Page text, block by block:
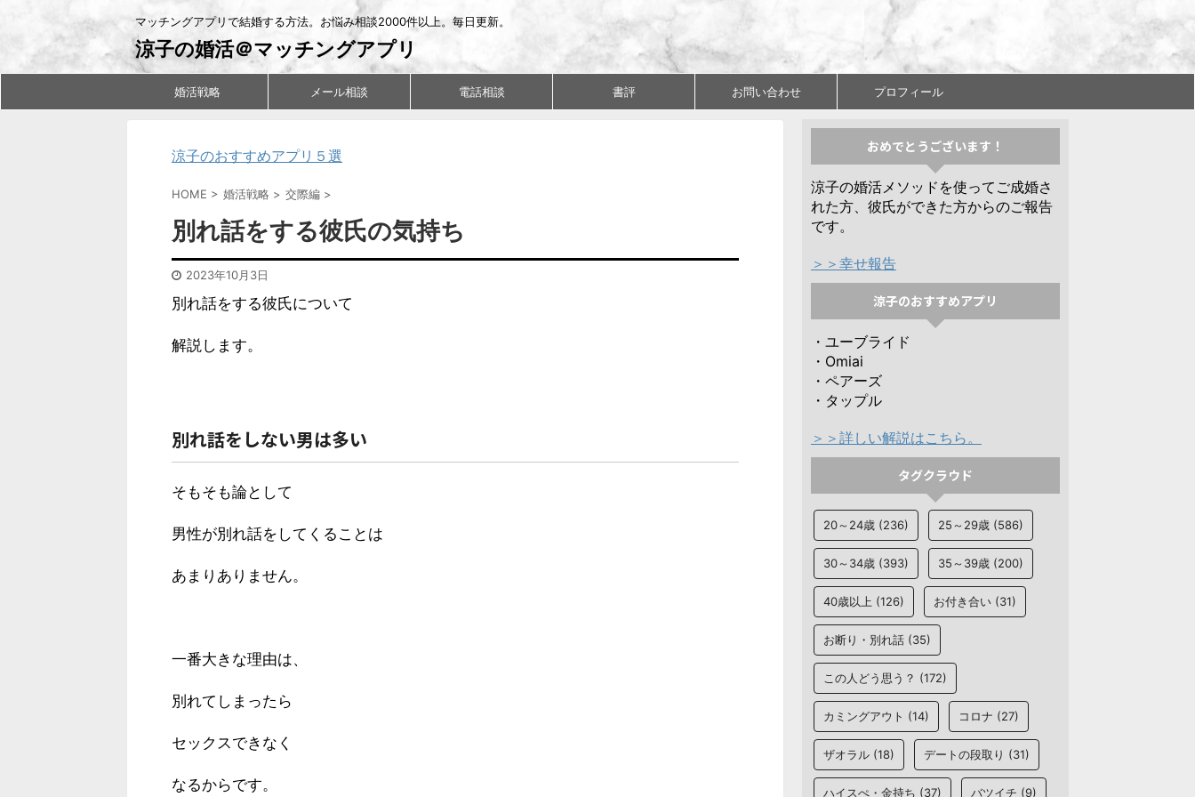
マッチングアプリで結婚する方法。お悩み相談2000件以上。毎日更新。
涼子の婚活＠マッチングアプリ
婚活戦略 メール相談 電話相談 書評 お問い合わせ プロフィール
涼子のおすすめアプリ５選
HOME > 婚活戦略 > 交際編 >
別れ話をする彼氏の気持ち
2023年10月3日
別れ話をする彼氏について
解説します。
別れ話をしない男は多い
そもそも論として
男性が別れ話をしてくることは
あまりありません。
一番大きな理由は、
別れてしまったら
セックスできなく
なるからです。
おめでとうございます！
涼子の婚活メソッドを使ってご成婚さ
れた方、彼氏ができた方からのご報告
です。
＞＞幸せ報告
涼子のおすすめアプリ
・ユーブライド
・Omiai
・ペアーズ
・タップル
＞＞詳しい解説はこちら。
タグクラウド
20～24歳 (236) 25～29歳 (586)
30～34歳 (393) 35～39歳 (200)
40歳以上 (126) お付き合い (31)
お断り・別れ話 (35)
この人どう思う？ (172)
カミングアウト (14) コロナ (27)
ザオラル (18) デートの段取り (31)
ハイスぺ・金持ち (37) バツイチ (9)